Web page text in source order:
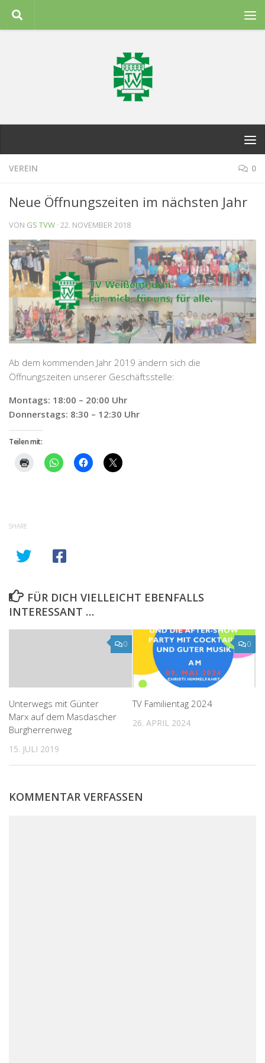
Zum Inhalt springen
VEREIN 0
Neue Öffnungszeiten im nächsten Jahr
VON GS TVW · 22. NOVEMBER 2018
Ab dem kommenden Jahr 2019 ändern sich die
Öffnungszeiten unserer Geschäftsstelle:
Montags: 18:00 – 20:00 Uhr
Donnerstags: 8:30 – 12:30 Uhr
Teilen mit:
SHARE
FÜR DICH VIELLEICHT EBENFALLS
INTERESSANT …
0
Unterwegs mit Günter
Marx auf dem Masdascher
Burgherrenweg
15. JULI 2019
0
TV Familientag 2024
26. APRIL 2024
KOMMENTAR VERFASSEN